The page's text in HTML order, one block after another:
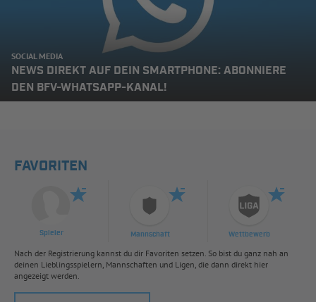
SOCIAL MEDIA
NEWS DIREKT AUF DEIN SMARTPHONE: ABONNIERE
DEN BFV-WHATSAPP-KANAL!
FAVORITEN
Spieler Mannschaft Wettbewerb
Nach der Registrierung kannst du dir Favoriten setzen. So bist du ganz nah an
deinen Lieblingsspielern, Mannschaften und Ligen, die dann direkt hier
angezeigt werden.